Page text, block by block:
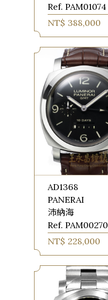
Ref. PAM01074
NT$ 388,000
AD1368
PANERAI
沛納海
Ref. PAM00270
NT$ 228,000